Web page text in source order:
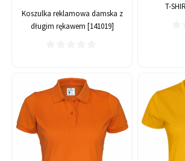
Koszulka reklamowa damska z
długim rękawem [141019]
T-